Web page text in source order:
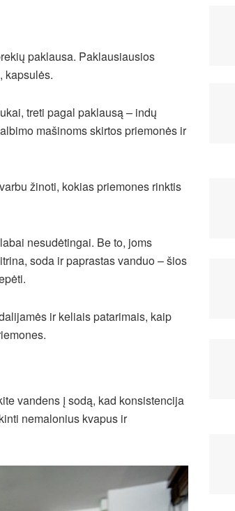
paklausa. Paklausiausios
kapsulės.
treti pagal paklausą – indų
mašinoms skirtos priemonės ir
žinoti, kokias priemones rinktis
nesudėtingai. Be to, joms
soda ir paprastas vanduo – šios
ir keliais patarimais, kaip
vandens į sodą, kad konsistencija
nemalonius kvapus ir